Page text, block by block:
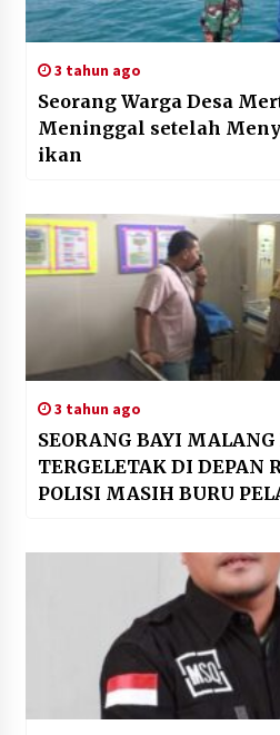
3 tahun ago
Seorang Warga Desa
Meninggal setelah
ikan
3 tahun ago
SEORANG BAYI
TERGELETAK DI DEPAN
POLISI MASIH BURU